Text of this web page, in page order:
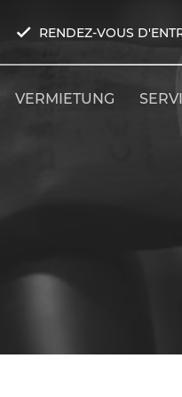
RENDEZ-VOUS
VERMIETUNG